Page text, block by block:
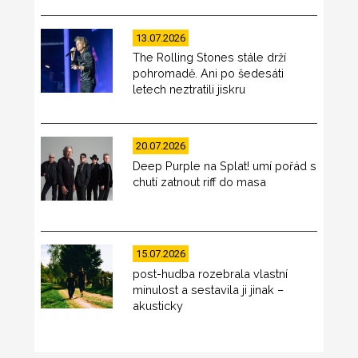
13.07.2026
The Rolling Stones stále drží
pohromadě. Ani po šedesáti
letech neztratili jiskru
20.07.2026
Deep Purple na Splat! umí pořád s
chutí zatnout riff do masa
15.07.2026
post-hudba rozebrala vlastní
minulost a sestavila ji jinak –
akusticky